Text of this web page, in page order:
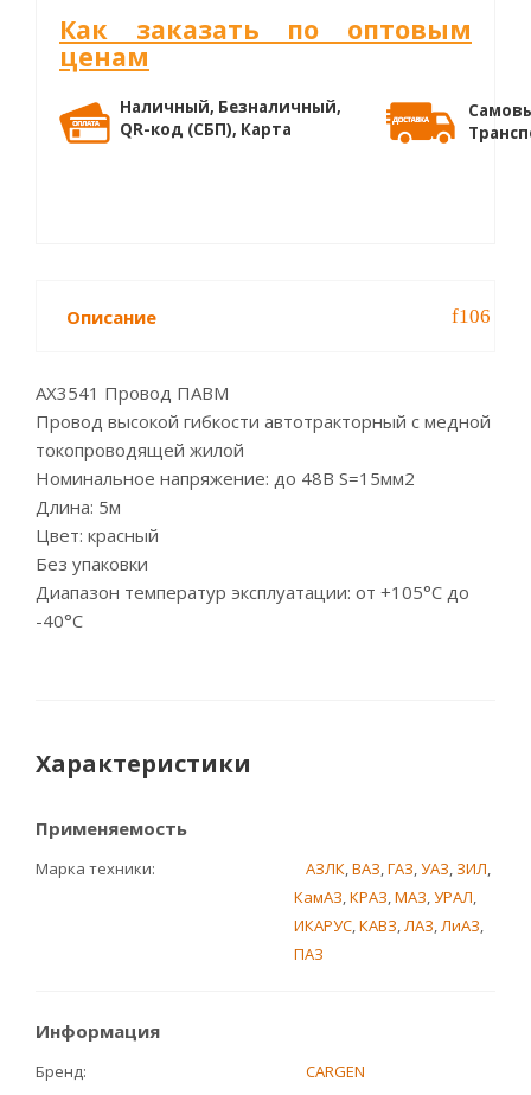
Как заказать по оптовым
ценам
Наличный, Безналичный,
QR-код (СБП), Карта
Описание
AX3541 Провод ПАВМ
Провод высокой гибкости автотракторный с медной
токопроводящей жилой
Номинальное напряжение: до 48В S=15мм2
Длина: 5м
Цвет: красный
Без упаковки
Диапазон температур эксплуатации: от +105°С до
-40°С
Характеристики
Применяемость
Марка техники АЗЛК,ВАЗ,ГАЗ,УАЗ, ЗИЛ,
КамАЗ,КРАЗ,МАЗ,УРАЛ,
ИКАРУС,КАВЗ,ЛАЗ,ЛиАЗ,
ПАЗ
Информация
Бренд
CARGEN